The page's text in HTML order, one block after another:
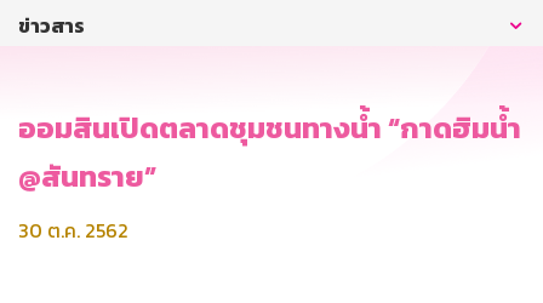
ข่าวสาร
ออมสินเปิดตลาดชุมชนทางน้ำ “กาดฮิมน้ำ
@สันทราย”
30 ต.ค. 2562